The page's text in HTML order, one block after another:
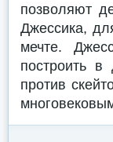
позволяют
Джессика,
мечте.
построить
против